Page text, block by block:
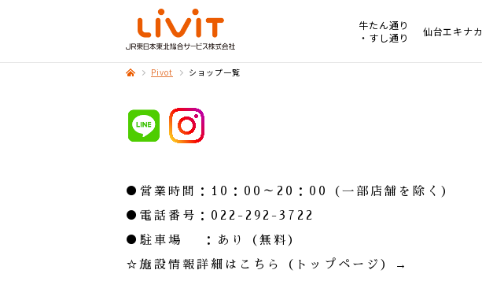
牛たん通り
・すし通り
仙台エキナカ
Pivot ショップ一覧
●営業時間：10：00～20：00（一部店舗を除く）
●電話番号：022-292-3722
●駐車場 ：あり（無料）
☆施設情報詳細はこちら（トップページ）→